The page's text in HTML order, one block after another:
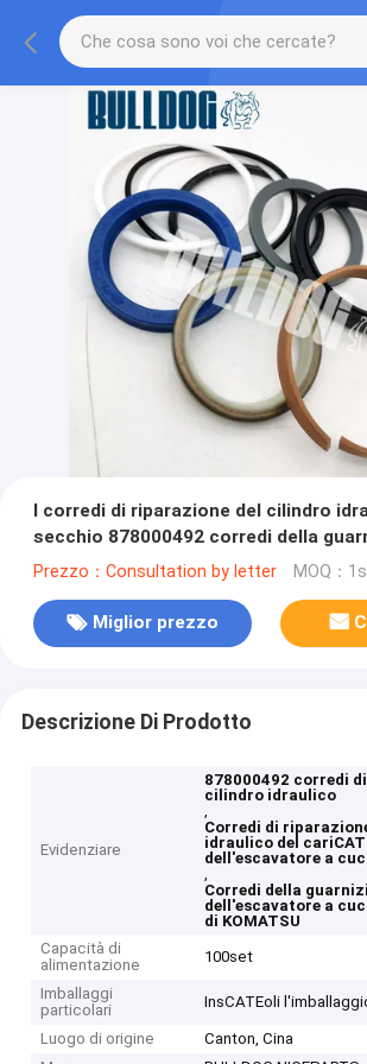
I corredi di riparazione del cilindro
secchio 878000492 corredi della
il cariCATEore dell'escavatore a
Prezzo：Consultation by letter MOQ：
Miglior prezzo
Descrizione Di Prodotto
Evidenziare
878000492 corredi
cilindro idraulico
,
Corredi di
idraulico del
dell'escavatore a
,
Corredi della
dell'escavatore a
di KOMATSU
Capacità di
alimentazione
100set
Imballaggi
particolari
InsCATEoli
Luogo di origine
Canton, Cina